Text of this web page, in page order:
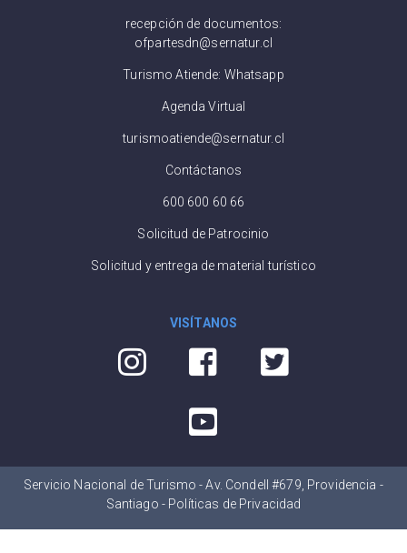
recepción de documentos:
ofpartesdn@sernatur.cl
Turismo Atiende: Whatsapp
Agenda Virtual
turismoatiende@sernatur.cl
Contáctanos
600 600 60 66
Solicitud de Patrocinio
Solicitud y entrega de material turístico
VISÍTANOS
Servicio Nacional de Turismo - Av. Condell #679, Providencia -
Santiago - Políticas de Privacidad